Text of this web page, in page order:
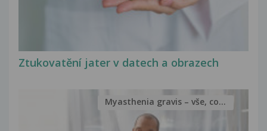
Ztukovatění jater v datech a obrazech
Myasthenia gravis – vše, co...